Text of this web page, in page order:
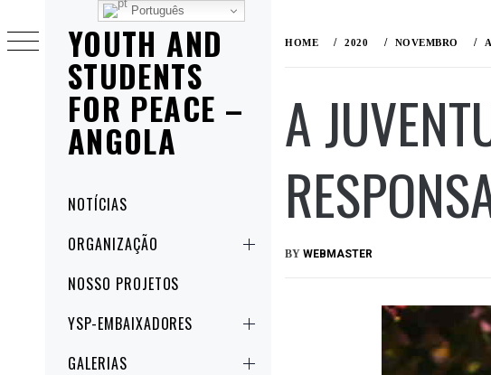
YOUTH AND
STUDENTS
FOR PEACE –
ANGOLA
NOTÍCIAS
ORGANIZAÇÃO
NOSSO PROJETOS
YSP-EMBAIXADORES
GALERIAS
HOME 2020 NOVEMBRO
A
PUBLISHED
BY WEBMASTER
Português